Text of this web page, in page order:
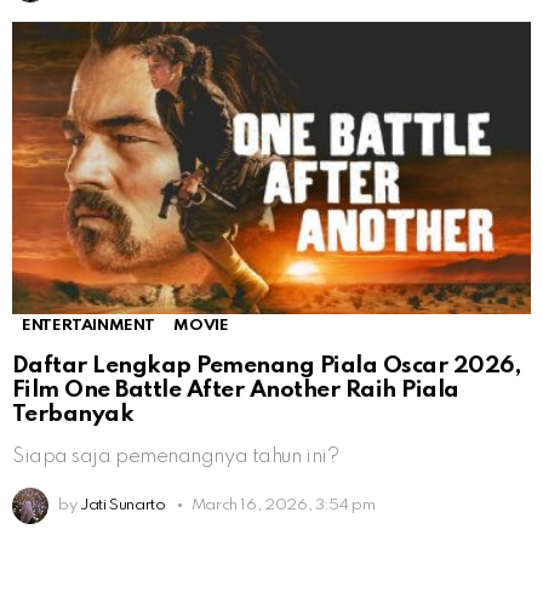
ENTERTAINMENT MOVIE
Daftar Lengkap Pemenang Piala Oscar 2026,
Film One Battle After Another Raih Piala
Terbanyak
Siapa saja pemenangnya tahun ini?
by Jati Sunarto March 16, 2026, 3:54 pm